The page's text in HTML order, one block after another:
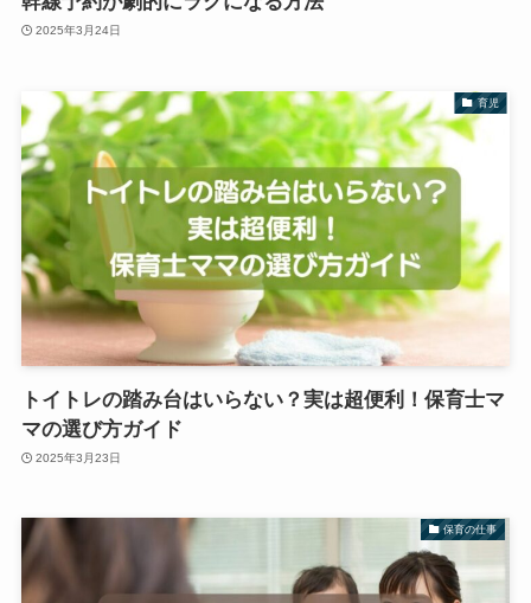
2025年3月24日
育児
トイトレの踏み台はいらない？実は超便利！保育士マ
マの選び方ガイド
2025年3月23日
保育の仕事